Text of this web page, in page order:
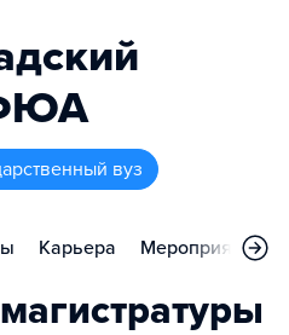
вуз
Карьера Мероприятия